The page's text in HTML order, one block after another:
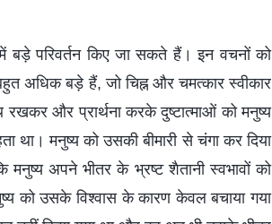
बड़े परिवर्तन किए जा सकते हैं। इन वचनों को
अधिक बड़े हैं, जो चिह्न और चमत्कार स्वीकार
और प्रार्थना करके दुष्टात्माओं को मनुष्य
था। मनुष्य को उसकी बीमारी से चंगा कर दिया
अपने भीतर के भ्रष्ट शैतानी स्वभावों को
को उसके विश्वास के कारण केवल बचाया गया